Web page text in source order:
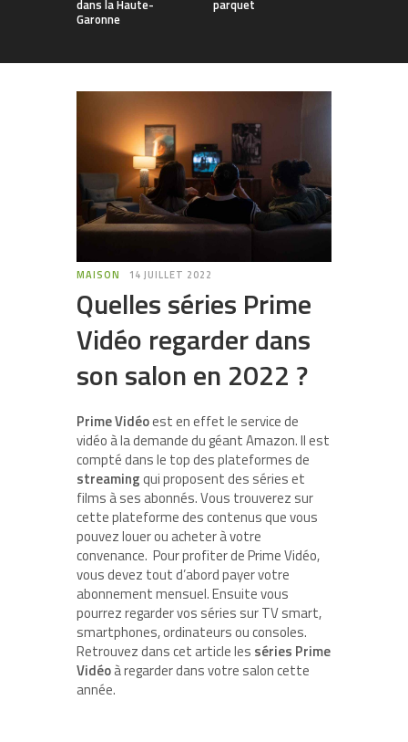
dans la Haute-
Garonne
parquet
MAISON 14 JUILLET 2022
Quelles séries Prime
Vidéo regarder dans
son salon en 2022 ?
Prime Vidéoest en effet le service de
vidéo à la demande du géant Amazon. Il est
compté dans le top des plateformes de
streamingqui proposent des séries et
films à ses abonnés. Vous trouverez sur
cette plateforme des contenus que vous
pouvez louer ou acheter à votre
convenance. Pour profiter de Prime Vidéo,
vous devez tout d’abord payer votre
abonnement mensuel. Ensuite vous
pourrez regarder vos séries sur TV smart,
smartphones, ordinateurs ou consoles.
Retrouvez dans cet article les séries Prime
Vidéoà regarder dans votre salon cette
année.